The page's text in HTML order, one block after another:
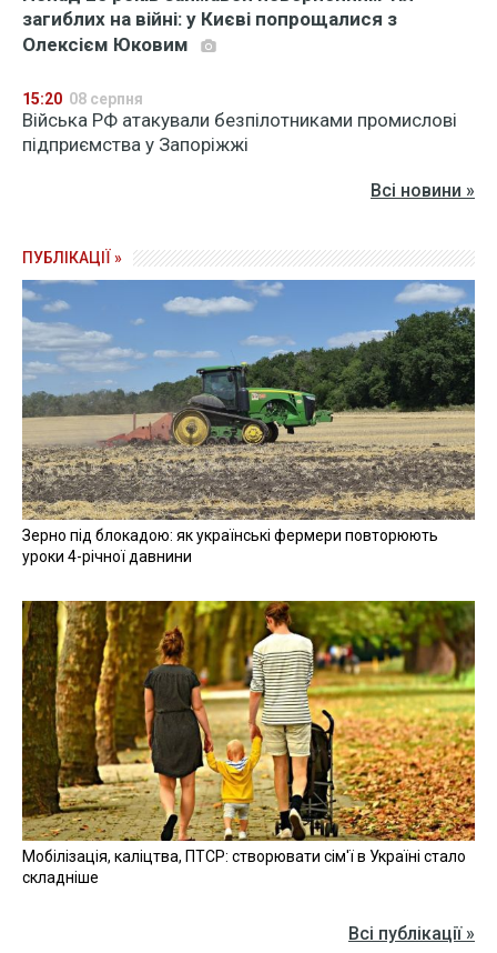
загиблих на війні: у Києві попрощалися з
Олексієм Юковим
15:20 08 серпня
Війська РФ атакували безпілотниками промислові
підприємства у Запоріжжі
Всі новини »
ПУБЛІКАЦІЇ »
Зерно під блокадою: як українські фермери повторюють
уроки 4-річної давнини
Мобілізація, каліцтва, ПТСР: створювати сім'ї в Україні стало
складніше
Всі публікації »